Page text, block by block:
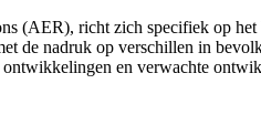
(AER), richt zich specifiek op
de nadruk op verschillen in
en verwachte